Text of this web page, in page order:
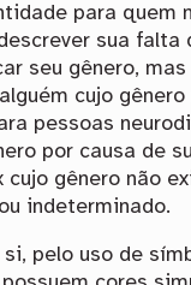
para quem
sua falta
seu gênero,
cujo
pessoas
por causa de
gênero não
indeterminado.
pelo uso de